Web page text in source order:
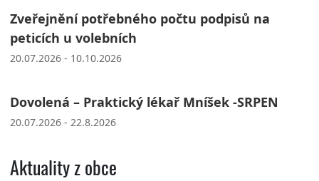
Zveřejnění potřebného počtu podpisů na
peticích u volebních
20.07.2026 - 10.10.2026
Dovolená – Praktický lékař Mníšek -SRPEN
20.07.2026 - 22.8.2026
Aktuality z obce